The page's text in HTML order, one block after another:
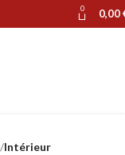
0 0,00
Intérieur